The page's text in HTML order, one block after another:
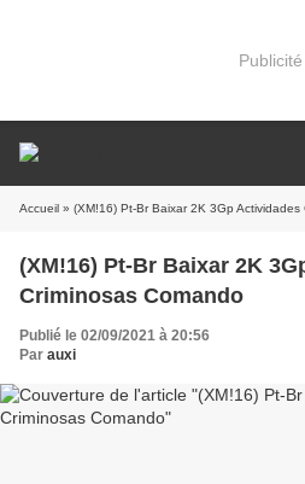
Publicité
Accueil » (XM!16) Pt-Br Baixar 2K 3Gp Actividades
(XM!16) Pt-Br Baixar 2K
Criminosas Comando
Publié le 02/09/2021 à 20:56
Par auxi